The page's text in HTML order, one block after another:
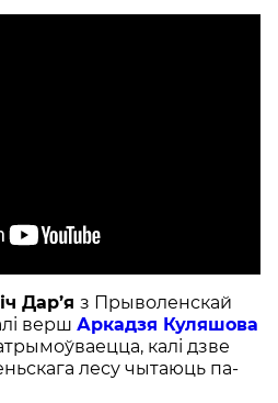
Дар’яз Прыволенскай
вершАркадзя Куляшова
калі дзве
лесу чытаюць па-